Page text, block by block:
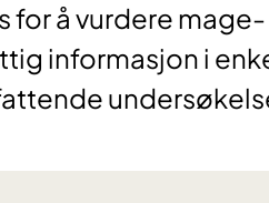
for å vurdere
informasjon i